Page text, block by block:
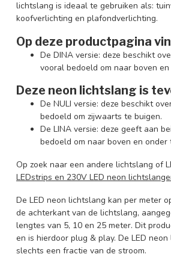
lichtslang is ideaal te gebruiken als:
koofverlichting en plafondverlichting.
Op deze productpagina
De DINA versie: deze beschikt
vooral bedoeld om naar boven
Deze neon lichtslang is
De NULI versie: deze beschikt
bedoeld om zijwaarts te buigen.
De LINA versie: deze geeft aan
bedoeld om naar boven en onder
Op zoek naar een andere lichtslang of
LEDstrips en 230V LED neon
De LED neon lichtslang kan per meter
de achterkant van de lichtslang,
lengtes van 5, 10 en 25 meter. Dit
en is hierdoor plug & play. De LED
slechts een fractie van de stroom.